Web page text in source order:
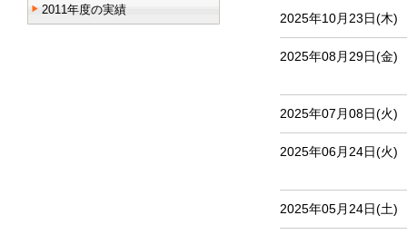
2011年度の実績
2025年10月23日(木)
2025年08月29日(金)
2025年07月08日(火)
2025年06月24日(火)
2025年05月24日(土)